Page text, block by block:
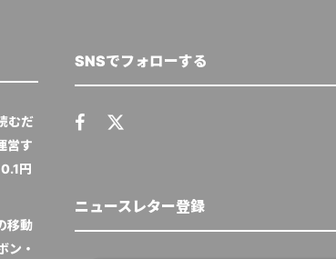
むだ
営す
円
移動
ン・
SNSでフォローする
ニュースレター登録